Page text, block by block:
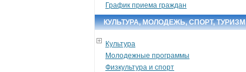
График приема граждан
КУЛЬТУРА, МОЛОДЕЖЬ, СПОРТ, ТУРИЗМ
Культура
Молодежные программы
Физкультура и спорт